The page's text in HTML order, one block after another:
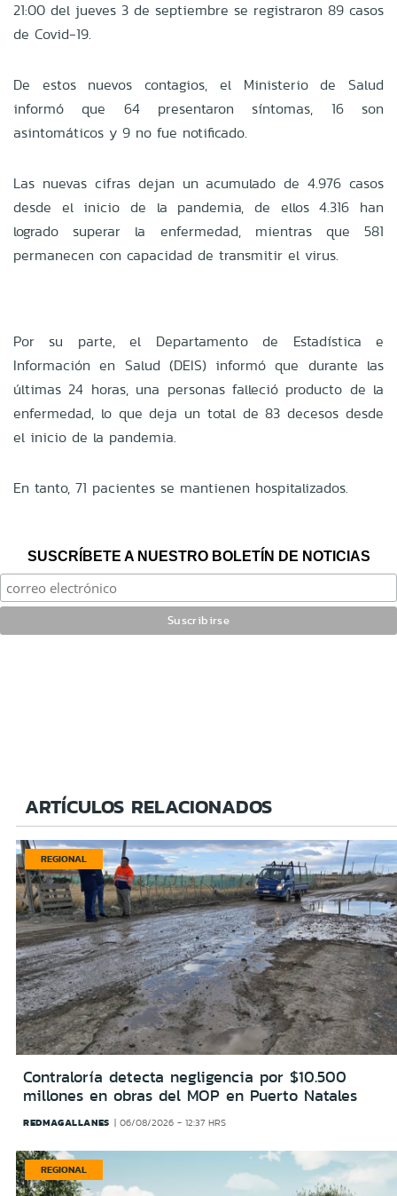
21:00 del jueves 3 de septiembre se registraron 89 casos
de Covid-19.
De estos nuevos contagios, el Ministerio de Salud
informó que 64 presentaron síntomas, 16 son
asintomáticos y 9 no fue notificado.
Las nuevas cifras dejan un acumulado de 4.976 casos
desde el inicio de la pandemia, de ellos 4.316 han
logrado superar la enfermedad, mientras que 581
permanecen con capacidad de transmitir el virus.
Por su parte, el Departamento de Estadística e
Información en Salud (DEIS) informó que durante las
últimas 24 horas, una personas falleció producto de la
enfermedad, lo que deja un total de 83 decesos desde
el inicio de la pandemia.
En tanto, 71 pacientes se mantienen hospitalizados.
SUSCRÍBETE A NUESTRO BOLETÍN DE NOTICIAS
ARTÍCULOS RELACIONADOS
REGIONAL
Contraloría detecta negligencia por $10.500
millones en obras del MOP en Puerto Natales
REDMAGALLANES 06/08/2026 - 12:37 HRS
REGIONAL